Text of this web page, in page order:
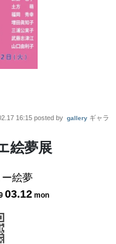
16:15 posted by gallery ギャラ
絵夢展
絵夢
03.12 mon